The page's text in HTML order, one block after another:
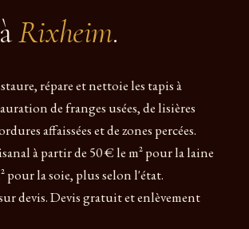
Rixheim.
répare et nettoie les tapis à
de franges usées, de lisières
affaissées et de zones percées.
à partir de 50 € le m² pour la laine
pour la soie, plus selon l'état.
devis. Devis gratuit et enlèvement